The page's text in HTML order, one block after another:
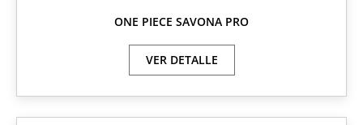
ONE PIECE SAVONA PRO
VER DETALLE